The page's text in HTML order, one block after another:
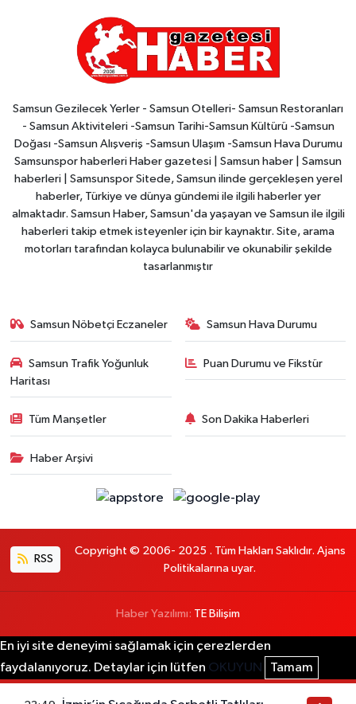
Samsun Gezilecek Yerler - Samsun Otelleri- Samsun Restoranları
- Samsun Aktiviteleri -Samsun Tarihi-Samsun Kültürü -Samsun
Doğası -Samsun Alışveriş -Samsun Ulaşım -Samsun Hava Durumu
Samsunspor haberleri Haber gazetesi | Samsun haber | Samsun
haberleri | Samsunspor Sitede, Samsun ilinde gerçekleşen yerel
haberler, Türkiye ve dünya gündemi ile ilgili haberler yer
almaktadır. Samsun Haber, Samsun'da yaşayan ve Samsun ile ilgili
haberleri takip etmek isteyenler için bir kaynaktır. Site, arama
motorları tarafından kolayca bulunabilir ve okunabilir şekilde
tasarlanmıştır
Samsun Nöbetçi Eczaneler Samsun Hava Durumu
Samsun Trafik Yoğunluk
Haritası
Puan Durumu ve Fikstür
Tüm Manşetler Son Dakika Haberleri
Haber Arşivi
RSS
Copyright © 2006- 2025 . Tüm Hakları Saklıdır. Ajans
Politikalarına uyar.
Haber Yazılımı: TE Bilişim
En iyi site deneyimi sağlamak için çerezlerden
faydalanıyoruz. Detaylar için lütfen OKUYUN Tamam